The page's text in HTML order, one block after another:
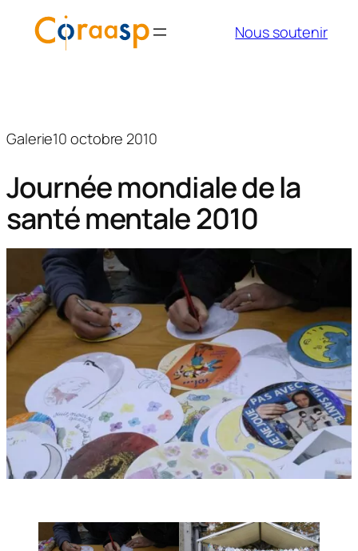
Nous soutenir
Galerie10 octobre 2010
Journée mondiale de la
santé mentale 2010